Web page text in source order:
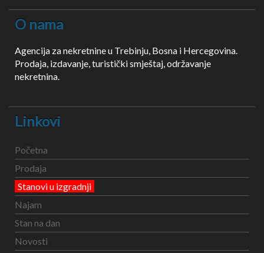
O nama
Agencija za nekretnine u Trebinju, Bosna i Hercegovina.
Prodaja, izdavanje, turistički smještaj, održavanje
nekretnina.
Linkovi
Početna
Prodaja
Stanovi u izgradnji
Najam
Stan na dan
Novosti